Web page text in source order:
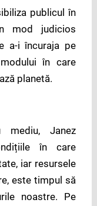
publicul în
mod judicios
a-i încuraja pe
în care
planetă.
mediu, Janez
în care
iar resursele
este timpul să
noastre. Pe